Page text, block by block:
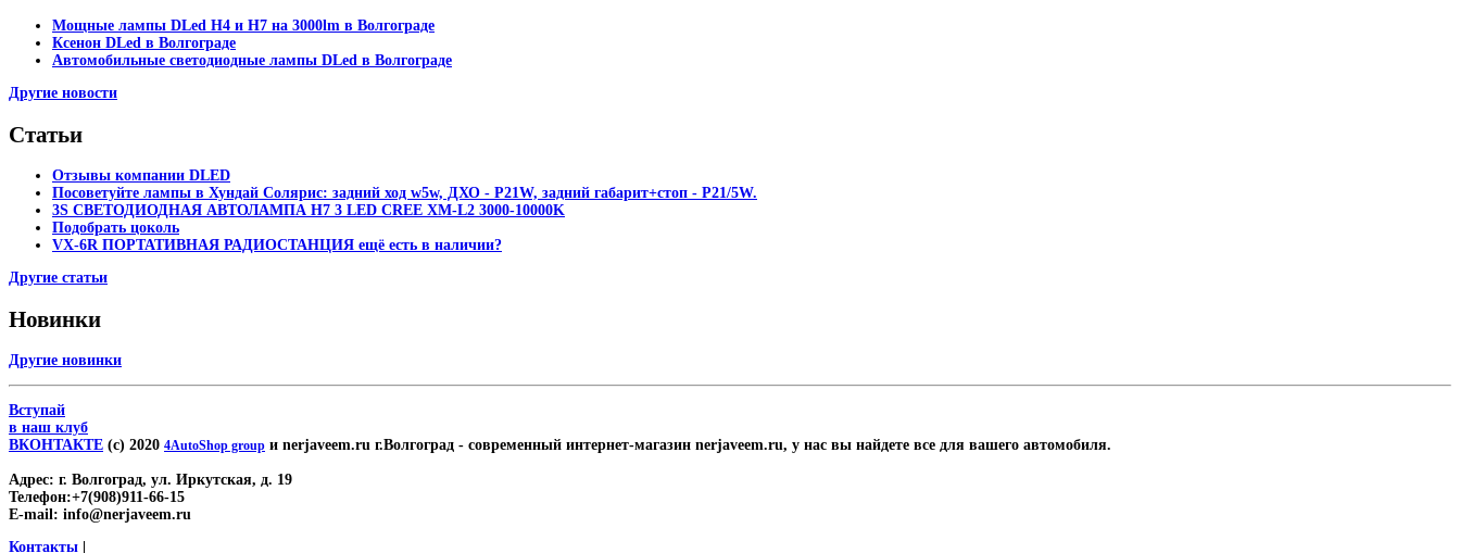
Мощные лампы DLed H4 и H7 на 3000lm в Волгограде
Ксенон DLed в Волгограде
Автомобильные светодиодные лампы DLed в Волгограде
Другие новости
Статьи
Отзывы компании DLED
Посоветуйте лампы в Хундай Солярис: задний ход w5w, ДХО - P21W, задний габарит+стоп - P21/5W.
3S СВЕТОДИОДНАЯ АВТОЛАМПА H7 3 LED CREE XM-L2 3000-10000K
Подобрать цоколь
VX-6R ПОРТАТИВНАЯ РАДИОСТАНЦИЯ ещё есть в наличии?
Другие статьи
Новинки
Другие новинки
Вступай
в наш клуб
ВКОНТАКТЕ (c) 2020 4AutoShop group и nerjaveem.ru г.Волгоград - современный интернет-магазин nerjaveem.ru, у нас вы найдете все для вашего автомобиля.
Адрес: г. Волгоград, ул. Иркутская, д. 19
Телефон:+7(908)911-66-15
E-mail: info@nerjaveem.ru
Контакты